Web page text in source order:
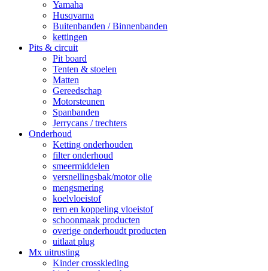
Yamaha
Husqvarna
Buitenbanden / Binnenbanden
kettingen
Pits & circuit
Pit board
Tenten & stoelen
Matten
Gereedschap
Motorsteunen
Spanbanden
Jerrycans / trechters
Onderhoud
Ketting onderhouden
filter onderhoud
smeermiddelen
versnellingsbak/motor olie
mengsmering
koelvloeistof
rem en koppeling vloeistof
schoonmaak producten
overige onderhoudt producten
uitlaat plug
Mx uitrusting
Kinder crosskleding